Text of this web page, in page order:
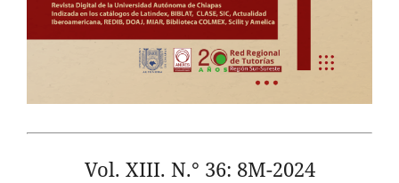
Vol. XIII. N.° 36: 8M-2024